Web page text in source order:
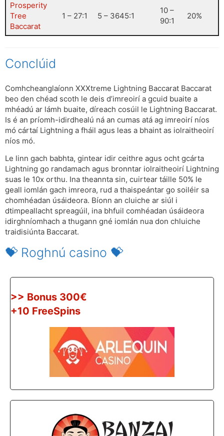
Prosperity
Tree
Baccarat
1 – 27:1 5 – 3645:1
10 –
90:1
20%
Conclúid
Comhcheanglaíonn XXXtreme Lightning Baccarat Baccarat
beo den chéad scoth le deis d’imreoirí a gcuid buaite a
mhéadú ar lámh buaite, díreach cosúil le Lightning Baccarat.
Is é an príomh-idirdhealú ná an cumas atá ag imreoirí níos
mó cártaí Lightning a fháil agus leas a bhaint as iolraitheoirí
níos mó.
Le linn gach babhta, gintear idir ceithre agus ocht gcárta
Lightning go randamach agus bronntar iolraitheoirí Lightning
suas le 10x orthu. Ina theannta sin, cuirtear táille 50% le
geall iomlán gach imreora, rud a thaispeántar go soiléir sa
chomhéadan úsáideora. Bíonn an cluiche ar siúl i
dtimpeallacht spreagúil, ina bhfuil comhéadan úsáideora
idirghníomhach a thugann gné iomlán nua don chluiche
traidisiúnta Baccarat.
💝 Roghnú casino 💝
>> Bonus 300€
+10 FreeSpins